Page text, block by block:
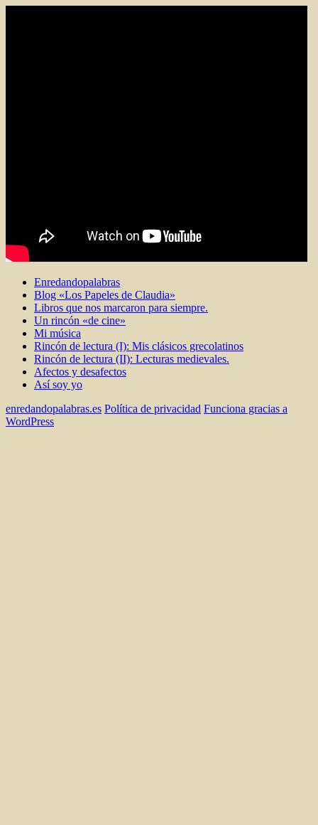
Enredandopalabras
Blog «Los Papeles de Claudia»
Libros que nos marcaron para siempre.
Un rincón «de cine»
Mi música
Rincón de lectura (I): Mis clásicos grecolatinos
Rincón de lectura (II): Lecturas medievales.
Afectos y desafectos
Así soy yo
enredandopalabras.es Política de privacidad Funciona gracias a
WordPress